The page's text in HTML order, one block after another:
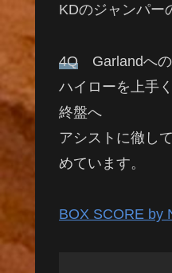
KDのジャンパー
4Q Garlandへの
ハイローを上手
終盤へ
アシストに徹し
めています。
BOX SCORE by